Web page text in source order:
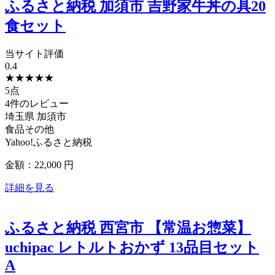
ふるさと納税 加須市 吉野家牛丼の具20
食セット
当サイト評価
0.4
★★★★★
5点
4件のレビュー
埼玉県 加須市
食品その他
Yahoo!ふるさと納税
金額：22,000 円
詳細を見る
ふるさと納税 西宮市 【常温お惣菜】
uchipac レトルトおかず 13品目セット
A